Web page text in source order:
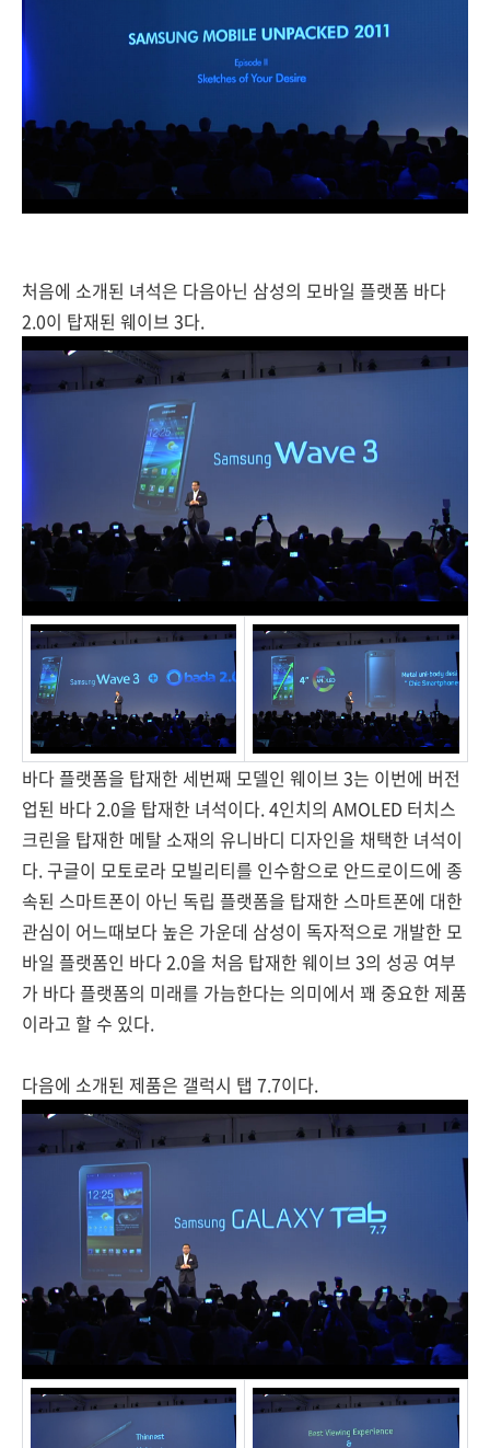
처음에 소개된 녀석은 다음아닌 삼성의 모바일 플랫폼 바다
2.0이 탑재된 웨이브 3다.
바다 플랫폼을 탑재한 세번째 모델인 웨이브 3는 이번에 버전
업된 바다 2.0을 탑재한 녀석이다. 4인치의 AMOLED 터치스
크린을 탑재한 메탈 소재의 유니바디 디자인을 채택한 녀석이
다. 구글이 모토로라 모빌리티를 인수함으로 안드로이드에 종
속된 스마트폰이 아닌 독립 플랫폼을 탑재한 스마트폰에 대한
관심이 어느때보다 높은 가운데 삼성이 독자적으로 개발한 모
바일 플랫폼인 바다 2.0을 처음 탑재한 웨이브 3의 성공 여부
가 바다 플랫폼의 미래를 가늠한다는 의미에서 꽤 중요한 제품
이라고 할 수 있다.
다음에 소개된 제품은 갤럭시 탭 7.7이다.